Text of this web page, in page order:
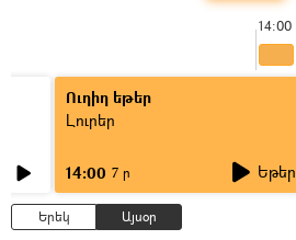
14:00
Ուղիղ եթեր
Լուրեր
14:00 7 ր Եթեր
Երեկ Այսօր